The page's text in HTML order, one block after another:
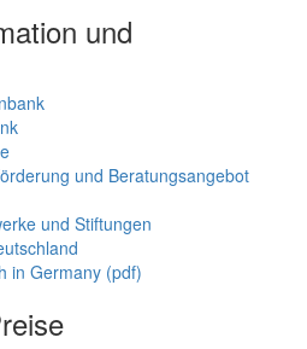
und
und Beratungsangebot
und Stiftungen
in Germany (pdf)